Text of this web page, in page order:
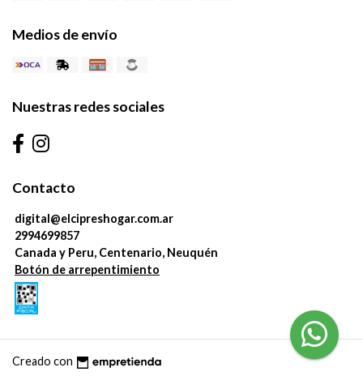
Medios de envío
Nuestras redes sociales
Contacto
digital@elcipreshogar.com.ar
2994699857
Canada y Peru, Centenario, Neuquén
Botón de arrepentimiento
Creado con